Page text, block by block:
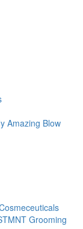
Amazing Blow
Grooming